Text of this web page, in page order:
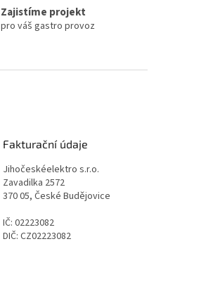
Zajistíme projekt
pro váš gastro provoz
Fakturační údaje
Jihočeskéelektro s.r.o.
Zavadilka 2572
370 05, České Budějovice
IČ: 02223082
DIČ: CZ02223082